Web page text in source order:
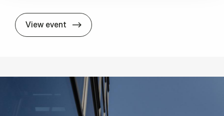
View event New Re­search Pro­jects Ca­valca­de